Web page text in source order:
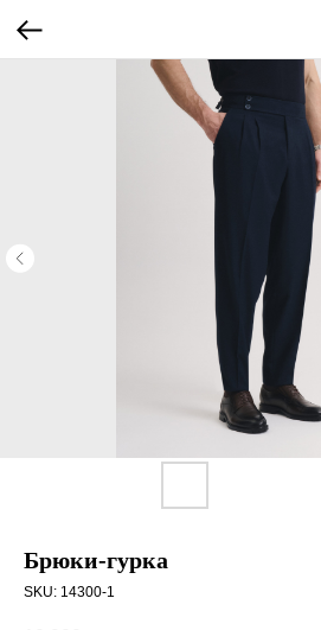
Брюки-гурка
SKU: 14300-1